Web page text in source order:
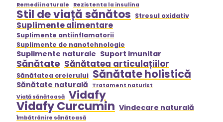
Remedii naturale Rezistenta la insulina
Stil de viață sănătos Stresul oxidativ
Suplimente alimentare
Suplimente antiinflamatorii
Suplimente de nanotehnologie
Suplimente naturale Suport imunitar
Sănătate Sănătatea articulațiilor
Sănătatea creierului Sănătate holistică
Sănătate naturală
Tratament naturist
Viață sănătoasă Vidafy
Vidafy Curcumin Vindecare naturală
Îmbătrânire sănătoasă